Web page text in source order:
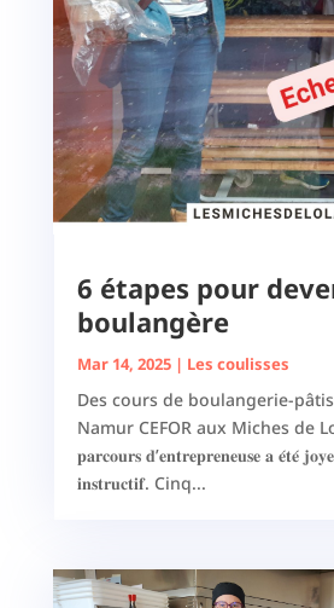
6 étapes pour
boulangère
Mar 14, 2025| Les coulisses
Des cours de boulangerie-
Namur CEFOR aux Miches de
𝐩𝐚𝐫𝐜𝐨𝐮𝐫𝐬 𝐝’𝐞𝐧𝐭𝐫𝐞𝐩𝐫𝐞𝐧𝐞𝐮𝐬𝐞 𝐚 𝐞́𝐭𝐞́
𝐢𝐧𝐬𝐭𝐫𝐮𝐜𝐭𝐢𝐟. Cinq...